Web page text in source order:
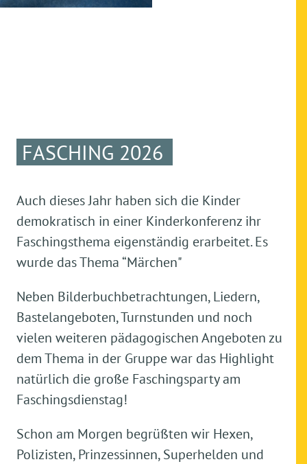
FASCHING 2026
Auch dieses Jahr haben sich die Kinder
demokratisch in einer Kinderkonferenz ihr
Faschingsthema eigenständig erarbeitet. Es
wurde das Thema “Märchen"
Neben Bilderbuchbetrachtungen, Liedern,
Bastelangeboten, Turnstunden und noch
vielen weiteren pädagogischen Angeboten zu
dem Thema in der Gruppe war das Highlight
natürlich die große Faschingsparty am
Faschingsdienstag!
Schon am Morgen begrüßten wir Hexen,
Polizisten, Prinzessinnen, Superhelden und